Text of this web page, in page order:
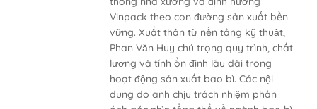
Vinpack theo con đường sản xuất bền
vững. Xuất thân từ nền tảng kỹ thuật,
Phan Văn Huy chú trọng quy trình, chất
lượng và tính ổn định lâu dài trong
hoạt động sản xuất bao bì. Các nội
dung do anh chịu trách nhiệm phản